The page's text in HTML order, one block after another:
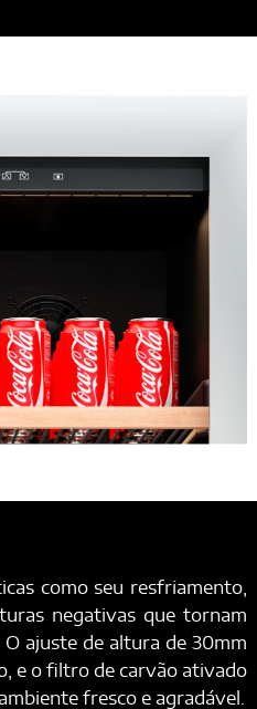
como seu resfriamento,
negativas que tornam
ajuste de altura de 30mm
e o filtro de carvão ativado
fresco e agradável.